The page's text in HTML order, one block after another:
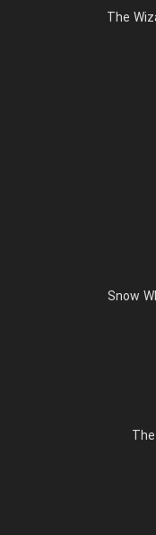
The
Snow